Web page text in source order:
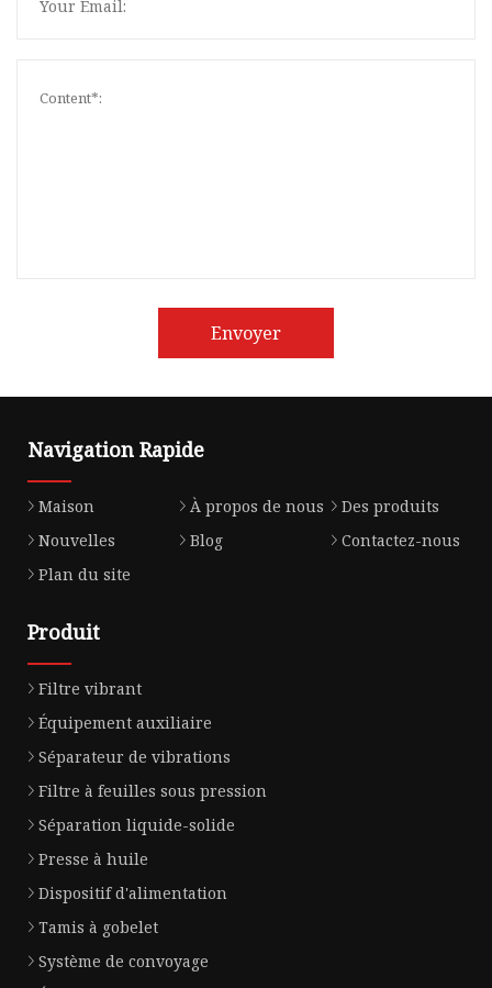
Envoyer
Navigation Rapide
Maison À propos de nous
Des produits
Nouvelles
Blog
Contactez-nous
Plan du site
Produit
Filtre vibrant
Équipement auxiliaire
Séparateur de vibrations
Filtre à feuilles sous pression
Séparation liquide-solide
Presse à huile
Dispositif d'alimentation
Tamis à gobelet
Système de convoyage